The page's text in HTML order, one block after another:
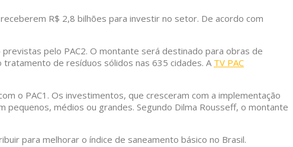
R$ 2,8 bilhões para investir no setor. De acordo com
pelo PAC2. O montante será destinado para obras de
de resíduos sólidos nas 635 cidades. A TV PAC
o PAC1. Os investimentos, que cresceram com a implementação
médios ou grandes. Segundo Dilma Rousseff, o montante
para melhorar o índice de saneamento básico no Brasil.